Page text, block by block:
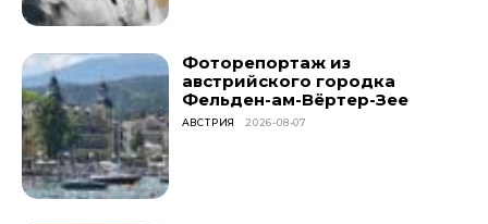
Фоторепортаж из
австрийского городка
Фельден-ам-Вёртер-Зее
АВСТРИЯ 2026-08-07